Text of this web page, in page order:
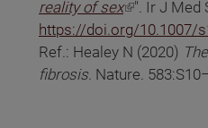
reality of sex
(odkaz je externí)
". Ir J Med
https://doi.org/10.1007/
(odkaz je externí)
Ref.: Healey N (2020)
fibrosis. Nature.